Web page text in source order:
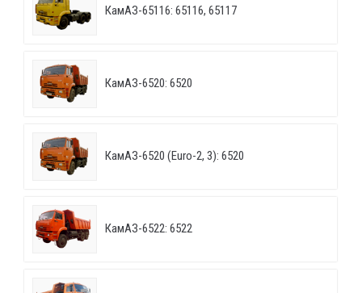
КамАЗ-65116: 65116, 65117
КамАЗ-6520: 6520
КамАЗ-6520 (Euro-2, 3): 6520
КамАЗ-6522: 6522